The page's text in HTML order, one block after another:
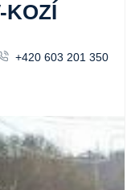
KOZÍ
+420 603 201 350